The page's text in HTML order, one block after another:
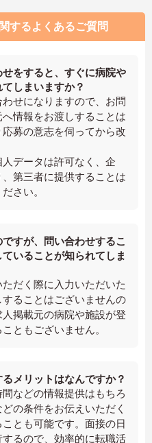
するよくあるご質問
をすると、すぐに病院や
しまいますか？
せになりますので、お問
情報をお渡しすることは
募の意志を伺ってから改
データは許可なく、企
第三者に提供することは
さい。
すが、問い合わせするこ
いることが知られてしま
だく際に入力いただいた
ることはございませんの
掲載元の病院や施設が登
ともございません。
メリットはなんですか？
などの情報提供はもちろ
の条件をお伝えいただく
とも可能です。面接の日
るので、効率的に転職活